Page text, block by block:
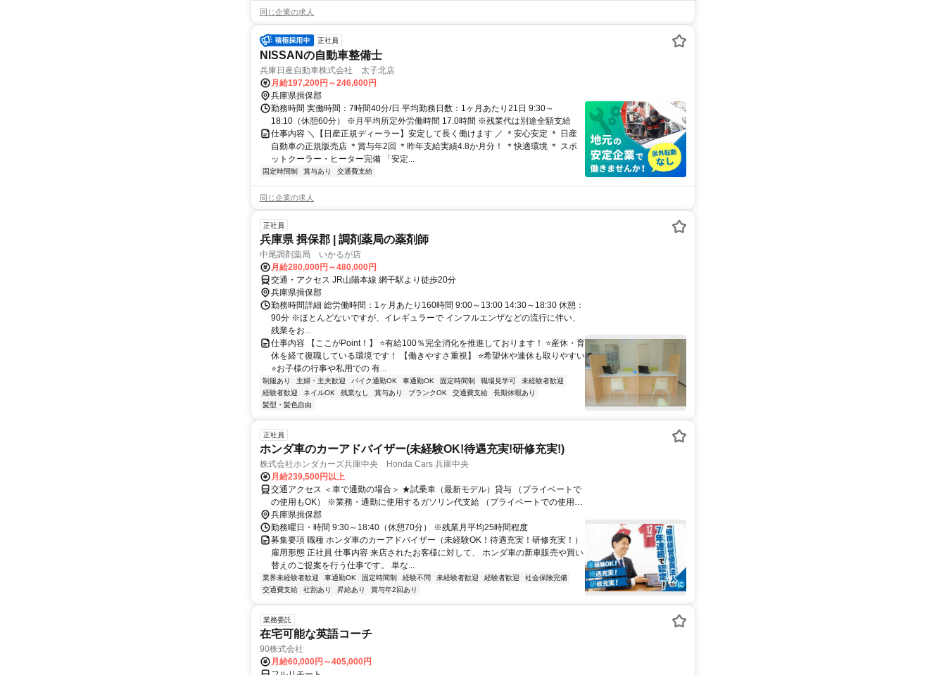
同じ企業の求人
正社員
NISSANの自動車整備士
兵庫日産自動車株式会社 太子北店
月給197,200円～246,600円
兵庫県揖保郡
勤務時間 実働時間：7時間40分/日 平均勤務日数：1ヶ月あたり21日 9:30～
18:10（休憩60分） ※月平均所定外労働時間 17.0時間 ※残業代は別途全額支給
仕事内容 ＼【日産正規ディーラー】安定して長く働けます ／ ＊安心安定 ＊ 日産
自動車の正規販売店 ＊賞与年2回 ＊昨年支給実績4.8か月分！ ＊快適環境 ＊ スポ
ットクーラー・ヒーター完備 「安定...
固定時間制 賞与あり 交通費支給
同じ企業の求人
正社員
兵庫県 揖保郡 | 調剤薬局の薬剤師
中尾調剤薬局 いかるが店
月給280,000円～480,000円
交通・アクセス JR山陽本線 網干駅より徒歩20分
兵庫県揖保郡
勤務時間詳細 総労働時間：1ヶ月あたり160時間 9:00～13:00 14:30～18:30 休憩：
90分 ※ほとんどないですが、イレギュラーで インフルエンザなどの流行に伴い、
残業をお...
仕事内容 【ここがPoint！】 ⭐有給100％完全消化を推進しております！ ⭐産休・育
休を経て復職している環境です！ 【働きやすさ重視】 ⭐希望休や連休も取りやすい
⭐お子様の行事や私用での 有...
制服あり 主婦・主夫歓迎 バイク通勤OK 車通勤OK 固定時間制 職場見学可
未経験者歓迎
経験者歓迎
ネイルOK 残業なし 賞与あり ブランクOK 交通費支給
長期休暇あり
髪型・髪色自由
正社員
ホンダ車のカーアドバイザー(未経験OK!待遇充実!研修充実!)
株式会社ホンダカーズ兵庫中央 Honda Cars 兵庫中央
月給239,500円以上
交通アクセス ＜車で通勤の場合＞ ★試乗車（最新モデル）貸与 （プライベートで
の使用もOK） ※業務・通勤に使用するガソリン代支給 （プライベートでの使用分
は自費となります）
兵庫県揖保郡
勤務曜日・時間 9:30～18:40（休憩70分） ※残業月平均25時間程度
募集要項 職種 ホンダ車のカーアドバイザー（未経験OK！待遇充実！研修充実！）
雇用形態 正社員 仕事内容 来店されたお客様に対して、 ホンダ車の新車販売や買い
替えのご提案を行う仕事です。 単な...
業界未経験者歓迎 車通勤OK 固定時間制 経験不問 未経験者歓迎 経験者歓迎
社会保険完備
交通費支給
社割あり 昇給あり 賞与年2回あり
業務委託
在宅可能な英語コーチ
90株式会社
月給60,000円～405,000円